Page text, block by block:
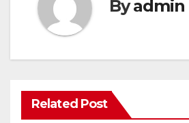
Byadmin
Related Post